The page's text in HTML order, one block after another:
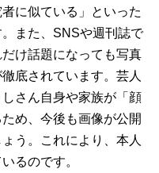
に似ている」といった
また、SNSや週刊誌で
け話題になっても写真
底されています。芸人
さん自身や家族が「顔
め、今後も画像が公開
う。これにより、本人
るのです。